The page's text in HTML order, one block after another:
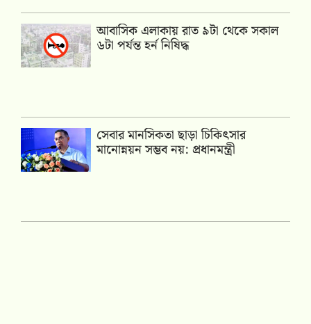
আবাসিক এলাকায় রাত ৯টা থেকে সকাল
৬টা পর্যন্ত হর্ন নিষিদ্ধ
সেবার মানসিকতা ছাড়া চিকিৎসার
মানোন্নয়ন সম্ভব নয়: প্রধানমন্ত্রী